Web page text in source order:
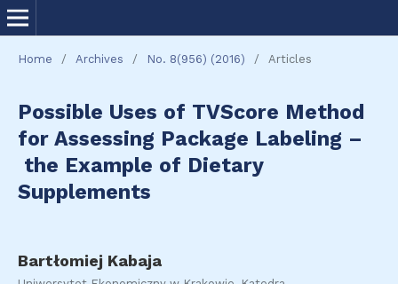
Home / Archives / No. 8(956) (2016) / Articles
Possible Uses of TVScore Method
for Assessing Package Labeling –
the Example of Dietary
Supplements
Bartłomiej Kabaja